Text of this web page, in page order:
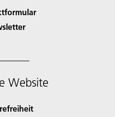
Website